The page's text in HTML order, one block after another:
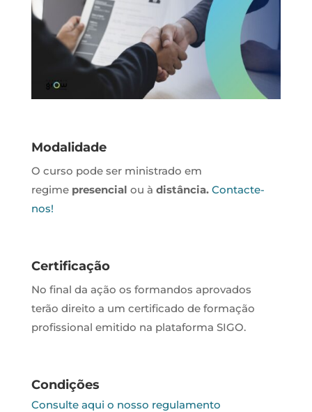
Modalidade
O curso pode ser ministrado em
regime presencial ou à distância. Contacte-
nos!
Certificação
No final da ação os formandos aprovados
terão direito a um certificado de formação
profissional emitido na plataforma SIGO.
Condições
Consulte aqui o nosso regulamento